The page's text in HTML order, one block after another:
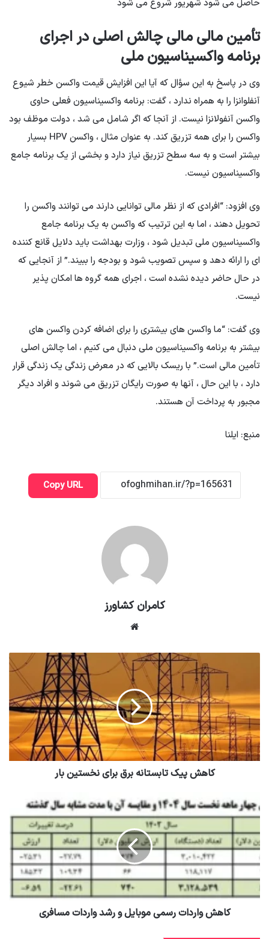
حاصل می شود شهریور شروع می شود
تأمین مالی مالی چالش اصلی در اجرای
برنامه واکسیناسیون ملی
وی در پاسخ به این سؤال كه آیا این افزایش قیمت واكسن خطر شیوع
آنفلوانزا را به همراه ندارد ، گفت: برنامه واكسیناسیون فعلی حاوی
واكسن آنفولانزا نیست. از آنجا که اگر شامل می شد ، دولت موظف بود
واکسن را برای همه تزریق کند. به عنوان مثال ، واکسن HPV بسیار
بیشتر است و به سه سطح تزریق نیاز دارد و بخشی از یک برنامه جامع
واکسیناسیون نیست.
وی افزود: “افرادی که از نظر مالی توانایی دارند می توانند واکسن را
تحویل دهند ، اما به این ترتیب که واکسن به یک برنامه جامع
واکسیناسیون ملی تبدیل شود ، وزارت بهداشت باید دلایل قانع کننده
ای را ارائه دهد و سپس تصویب شود و بودجه را ببیند.” از آنجایی که
در حال حاضر دیده نشده است ، اجرای همه گروه ها امکان پذیر
نیست.
وی گفت: “ما واکسن های بیشتری را برای اضافه کردن واکسن های
بیشتر به برنامه واکسیناسیون ملی دنبال می کنیم ، اما چالش اصلی
تأمین مالی است.” با ریسک بالایی که در معرض زندگی یک زندگی قرار
دارد ، با این حال ، آنها به صورت رایگان تزریق می شوند و افراد دیگر
مجبور به پرداخت آن هستند.
منبع: ایلنا
Copy URL
کامران کشاورز
کاهش پیک تابستانه برق برای نخستین بار
کاهش واردات رسمی موبایل و رشد واردات مسافری